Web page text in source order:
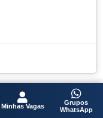
Minhas Vagas
Grupos
WhatsApp